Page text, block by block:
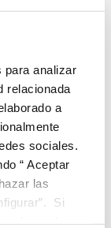
para analizar
relacionada
a
sociales.
“ Aceptar
las
Si
Agua